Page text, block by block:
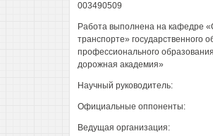
003490509
Работа выполнена на кафедре
транспорте» государственного
профессионального
дорожная академия»
Научный руководитель:
Официальные оппоненты:
Ведущая организация: